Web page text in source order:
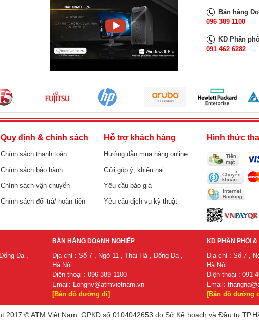
Bán hàng
096 389 1100
KD Phân
091 462 6282
Quy định & chính sách
Chính sách thanh toán
Chính sách bảo hành
Chính sách vận chuyển
Chính sách đổi trả/ hoàn tiền
Hỗ trợ khách hàng
Hướng dẫn mua hàng online
Gửi góp ý, khiếu nại
Yêu cầu báo giá
Yêu cầu dịch vụ kỹ thuật
Hình thức
Đa ,
BÁN HÀNG DOANH NGHIỆP
Địa chỉ : Số 7 , Ngõ 11 , Thái Hà , Đống Đa ,
Hà Nội
Điện thoại : 096 389 1100
Email: Longnv@atmvietnam.vn
[Bản đồ đường đi]
KD PHÂN PHỐI
Địa chỉ : Số 7 ,
Hà Nội
Điện thoại : 091
Email:
[Bản đồ đường
2017 © ATM Việt Nam. GPKD số 0104042653 do Sở Kế hoạch và Đầu tư